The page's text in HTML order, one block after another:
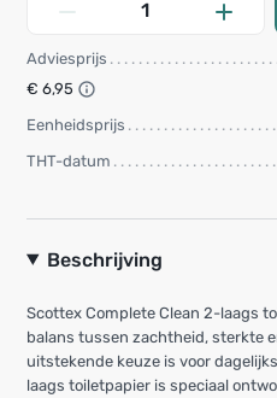
Adviesprijs
€ 6,95
Eenheidsprijs
THT-datum
Beschrijving
Scottex Complete Clean 2-laags
balans tussen zachtheid, sterkte
uitstekende keuze is voor
laags toiletpapier is speciaal